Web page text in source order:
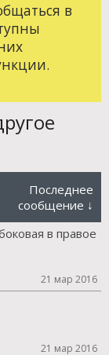
в
Последнее
сообщение ↓
в правое
21 мар 2016
21 мар 2016